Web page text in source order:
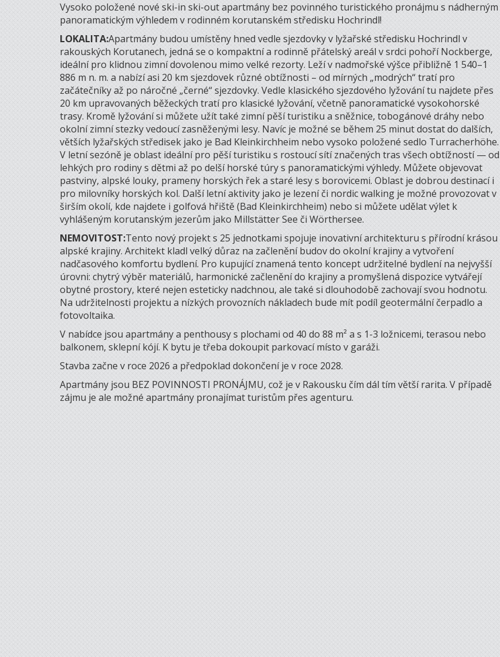
Vysoko položené nové ski-in ski-out apartmány bez povinného turistického pronájmu s nádherným
panoramatickým výhledem v rodinném korutanském středisku Hochrindl!
LOKALITA:Apartmány budou umístěny hned vedle sjezdovky v lyžařské středisku Hochrindl v
rakouských Korutanech, jedná se o kompaktní a rodinně přátelský areál v srdci pohoří Nockberge,
ideální pro klidnou zimní dovolenou mimo velké rezorty. Leží v nadmořské výšce přibližně 1 540–1
886 m n. m. a nabízí asi 20 km sjezdovek různé obtížnosti – od mírných „modrých“ tratí pro
začátečníky až po náročné „černé“ sjezdovky. Vedle klasického sjezdového lyžování tu najdete přes
20 km upravovaných běžeckých tratí pro klasické lyžování, včetně panoramatické vysokohorské
trasy. Kromě lyžování si můžete užít také zimní pěší turistiku a sněžnice, tobogánové dráhy nebo
okolní zimní stezky vedoucí zasněženými lesy. Navíc je možné se během 25 minut dostat do dalších,
větších lyžařských středisek jako je Bad Kleinkirchheim nebo vysoko položené sedlo Turracherhöhe.
V letní sezóně je oblast ideální pro pěší turistiku s rostoucí sítí značených tras všech obtížností — od
lehkých pro rodiny s dětmi až po delší horské túry s panoramatickými výhledy. Můžete objevovat
pastviny, alpské louky, prameny horských řek a staré lesy s borovicemi. Oblast je dobrou destinací i
pro milovníky horských kol. Další letní aktivity jako je lezení či nordic walking je možné provozovat v
širším okolí, kde najdete i golfová hřiště (Bad Kleinkirchheim) nebo si můžete udělat výlet k
vyhlášeným korutanským jezerům jako Millstätter See či Wörthersee.
NEMOVITOST:Tento nový projekt s 25 jednotkami spojuje inovativní architekturu s přírodní krásou
alpské krajiny. Architekt kladl velký důraz na začlenění budov do okolní krajiny a vytvoření
nadčasového komfortu bydlení. Pro kupující znamená tento koncept udržitelné bydlení na nejvyšší
úrovni: chytrý výběr materiálů, harmonické začlenění do krajiny a promyšlená dispozice vytvářejí
obytné prostory, které nejen esteticky nadchnou, ale také si dlouhodobě zachovají svou hodnotu.
Na udržitelnosti projektu a nízkých provozních nákladech bude mít podíl geotermální čerpadlo a
fotovoltaika.
V nabídce jsou apartmány a penthousy s plochami od 40 do 88 m² a s 1-3 ložnicemi, terasou nebo
balkonem, sklepní kójí. K bytu je třeba dokoupit parkovací místo v garáži.
Stavba začne v roce 2026 a předpoklad dokončení je v roce 2028.
Apartmány jsou BEZ POVINNOSTI PRONÁJMU, což je v Rakousku čím dál tím větší rarita. V případě
zájmu je ale možné apartmány pronajímat turistům přes agenturu.